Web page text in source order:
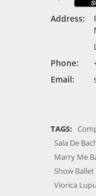
Address:
Phone:
Email:
TAGS:
Sala De
Marry Me
Show Ballet
Viorica Lupu